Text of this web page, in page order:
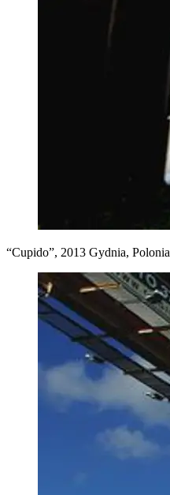
“Cupido”, 2013 Gydnia, Polonia